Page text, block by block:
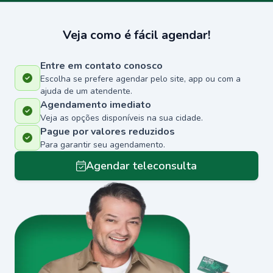
Veja como é fácil agendar!
Entre em contato conosco
Escolha se prefere agendar pelo site, app ou com a
ajuda de um atendente.
Agendamento imediato
Veja as opções disponíveis na sua cidade.
Pague por valores reduzidos
Para garantir seu agendamento.
Agendar teleconsulta